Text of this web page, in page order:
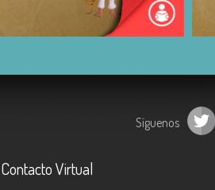
Síguenos
Contacto Virtual